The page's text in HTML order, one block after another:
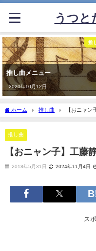
うつと
推
推し曲メニュー
2020年10月12日
ホーム 推し曲 【おニャン
推し曲
【おニャン子】工藤
2018年5月31日 2024年11月4日
ス